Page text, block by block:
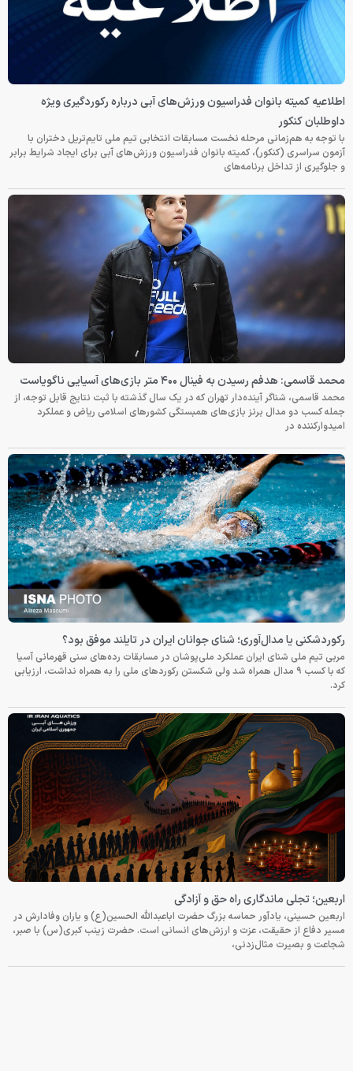
اطلاعیه کمیته بانوان فدراسیون ورزش‌های آبی درباره رکوردگیری ویژه
داوطلبان کنکور
با توجه به هم‌زمانی مرحله نخست مسابقات انتخابی تیم ملی تایم‌تریل دختران با
آزمون سراسری (کنکور)، کمیته بانوان فدراسیون ورزش‌های آبی برای ایجاد شرایط برابر
و جلوگیری از تداخل برنامه‌های
محمد قاسمی: هدفم رسیدن به فینال ۴۰۰ متر بازی‌های آسیایی ناگویاست
محمد قاسمی، شناگر آینده‌دار تهران که در یک سال گذشته با ثبت نتایج قابل توجه، از
جمله کسب دو مدال برنز بازی‌های همبستگی کشورهای اسلامی ریاض و عملکرد
امیدوارکننده در
رکوردشکنی یا مدال‌آوری؛ شنای جوانان ایران در تایلند موفق بود؟
مربی تیم ملی شنای ایران عملکرد ملی‌پوشان در مسابقات رده‌های سنی قهرمانی آسیا
که با کسب ۹ مدال همراه شد ولی شکستن رکوردهای ملی را به همراه نداشت، ارزیابی
کرد.
اربعین؛ تجلی ماندگاری راه حق و آزادگی
اربعین حسینی، یادآور حماسه بزرگ حضرت اباعبدالله الحسین(ع) و یاران وفادارش در
مسیر دفاع از حقیقت، عزت و ارزش‌های انسانی است. حضرت زینب کبری(س) با صبر،
شجاعت و بصیرت مثال‌زدنی،